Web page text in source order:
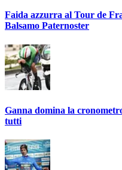
Faida azzurra al Tour de
Balsamo Paternoster
Ganna domina la
tutti